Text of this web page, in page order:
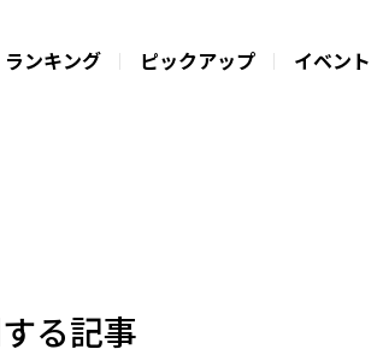
ランキング ピックアップ イベント
る記事